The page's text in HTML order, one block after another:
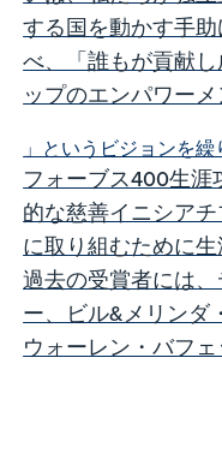
する国を動かす手
べ、「誰もが貢献
ップのエンパワーメ
」というビジョンを繰
フォーブス400生涯
的な慈善イニシア
に取り組むために生
過去の受賞者には
ー、ビル&メリンダ
ウォーレン・バフェ